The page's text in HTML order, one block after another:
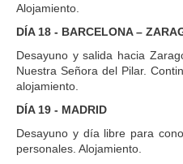
Alojamiento.
DÍA 18 - BARCELONA –
Desayuno y salida hacia
Nuestra Señora del Pilar.
alojamiento.
DÍA 19 - MADRID
Desayuno y día libre para
personales. Alojamiento.